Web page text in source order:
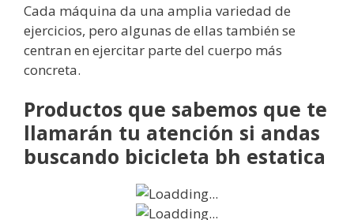
Cada máquina da una amplia variedad de
ejercicios, pero algunas de ellas también se
centran en ejercitar parte del cuerpo más
concreta.
Productos que sabemos que te
llamarán tu atención si andas
buscando bicicleta bh estatica